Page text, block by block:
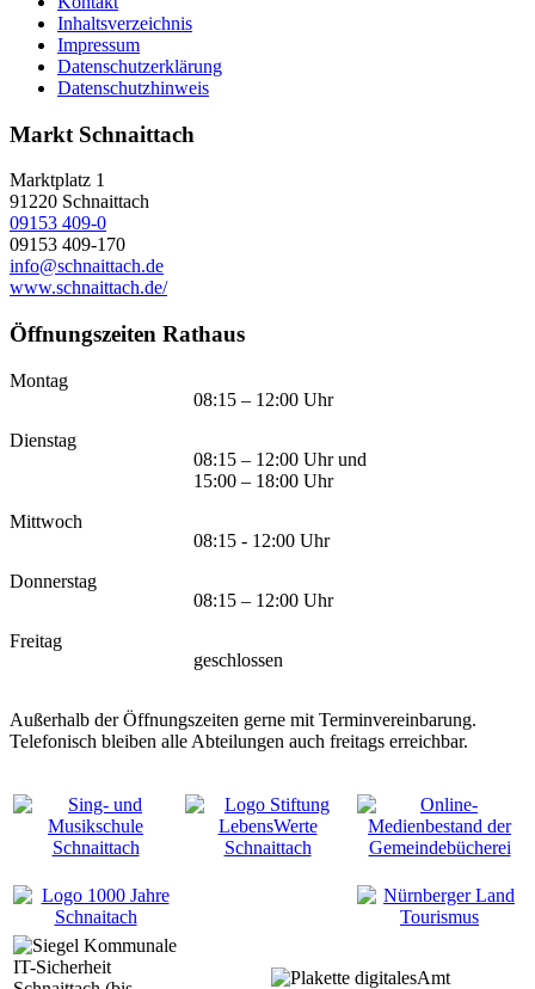
Inhaltsverzeichnis
Impressum
Datenschutzerklärung
Datenschutzhinweis
Markt Schnaittach
Marktplatz 1
91220 Schnaittach
09153 409-0
09153 409-170
info@schnaittach.de
www.schnaittach.de/
Öffnungszeiten Rathaus
Montag
08:15 – 12:00 Uhr
Dienstag
08:15 – 12:00 Uhr und
15:00 – 18:00 Uhr
Mittwoch
08:15 - 12:00 Uhr
Donnerstag
08:15 – 12:00 Uhr
Freitag
geschlossen
Außerhalb der Öffnungszeiten gerne mit Terminvereinbarung.
Telefonisch bleiben alle Abteilungen auch freitags erreichbar.